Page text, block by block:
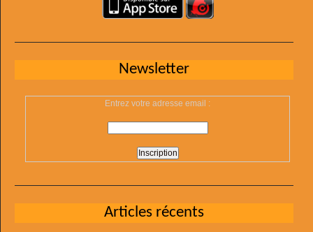
Newsletter
Entrez votre adresse email :
Articles récents